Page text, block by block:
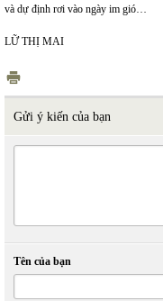
và dự định rơi vào ngày im gió…
LỮ THỊ MAI
Gửi ý kiến của bạn
Tên của bạn